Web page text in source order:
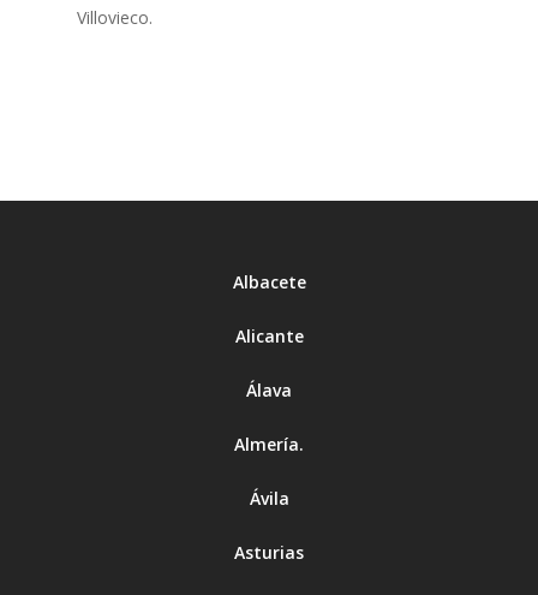
Villovieco.
Albacete
Alicante
Álava
Almería.
Ávila
Asturias